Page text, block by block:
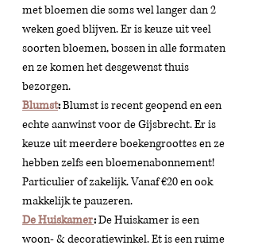
met bloemen die soms wel langer dan 2
weken goed blijven. Er is keuze uit veel
soorten bloemen, bossen in alle formaten
en ze komen het desgewenst thuis
bezorgen.
Blumst: Blumst is recent geopend en een
echte aanwinst voor de Gijsbrecht. Er is
keuze uit meerdere boekengroottes en ze
hebben zelfs een bloemenabonnement!
Particulier of zakelijk. Vanaf €20 en ook
makkelijk te pauzeren.
De Huiskamer: De Huiskamer is een
woon- & decoratiewinkel. Et is een ruime